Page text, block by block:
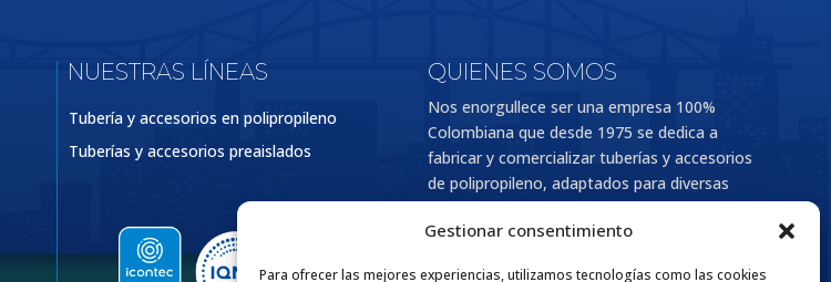
Gestionar consentimiento
Para ofrecer las mejores experiencias, utilizamos tecnologías como las cookies
NUESTRAS LÍNEAS
Tubería y accesorios en polipropileno
Tuberías y accesorios preaislados
QUIENES SOMOS
Nos enorgullece ser una empresa 100%
Colombiana que desde 1975 se dedica a
fabricar y comercializar tuberías y accesorios
de polipropileno, adaptados para diversas
construcción e industria. Esta extensa